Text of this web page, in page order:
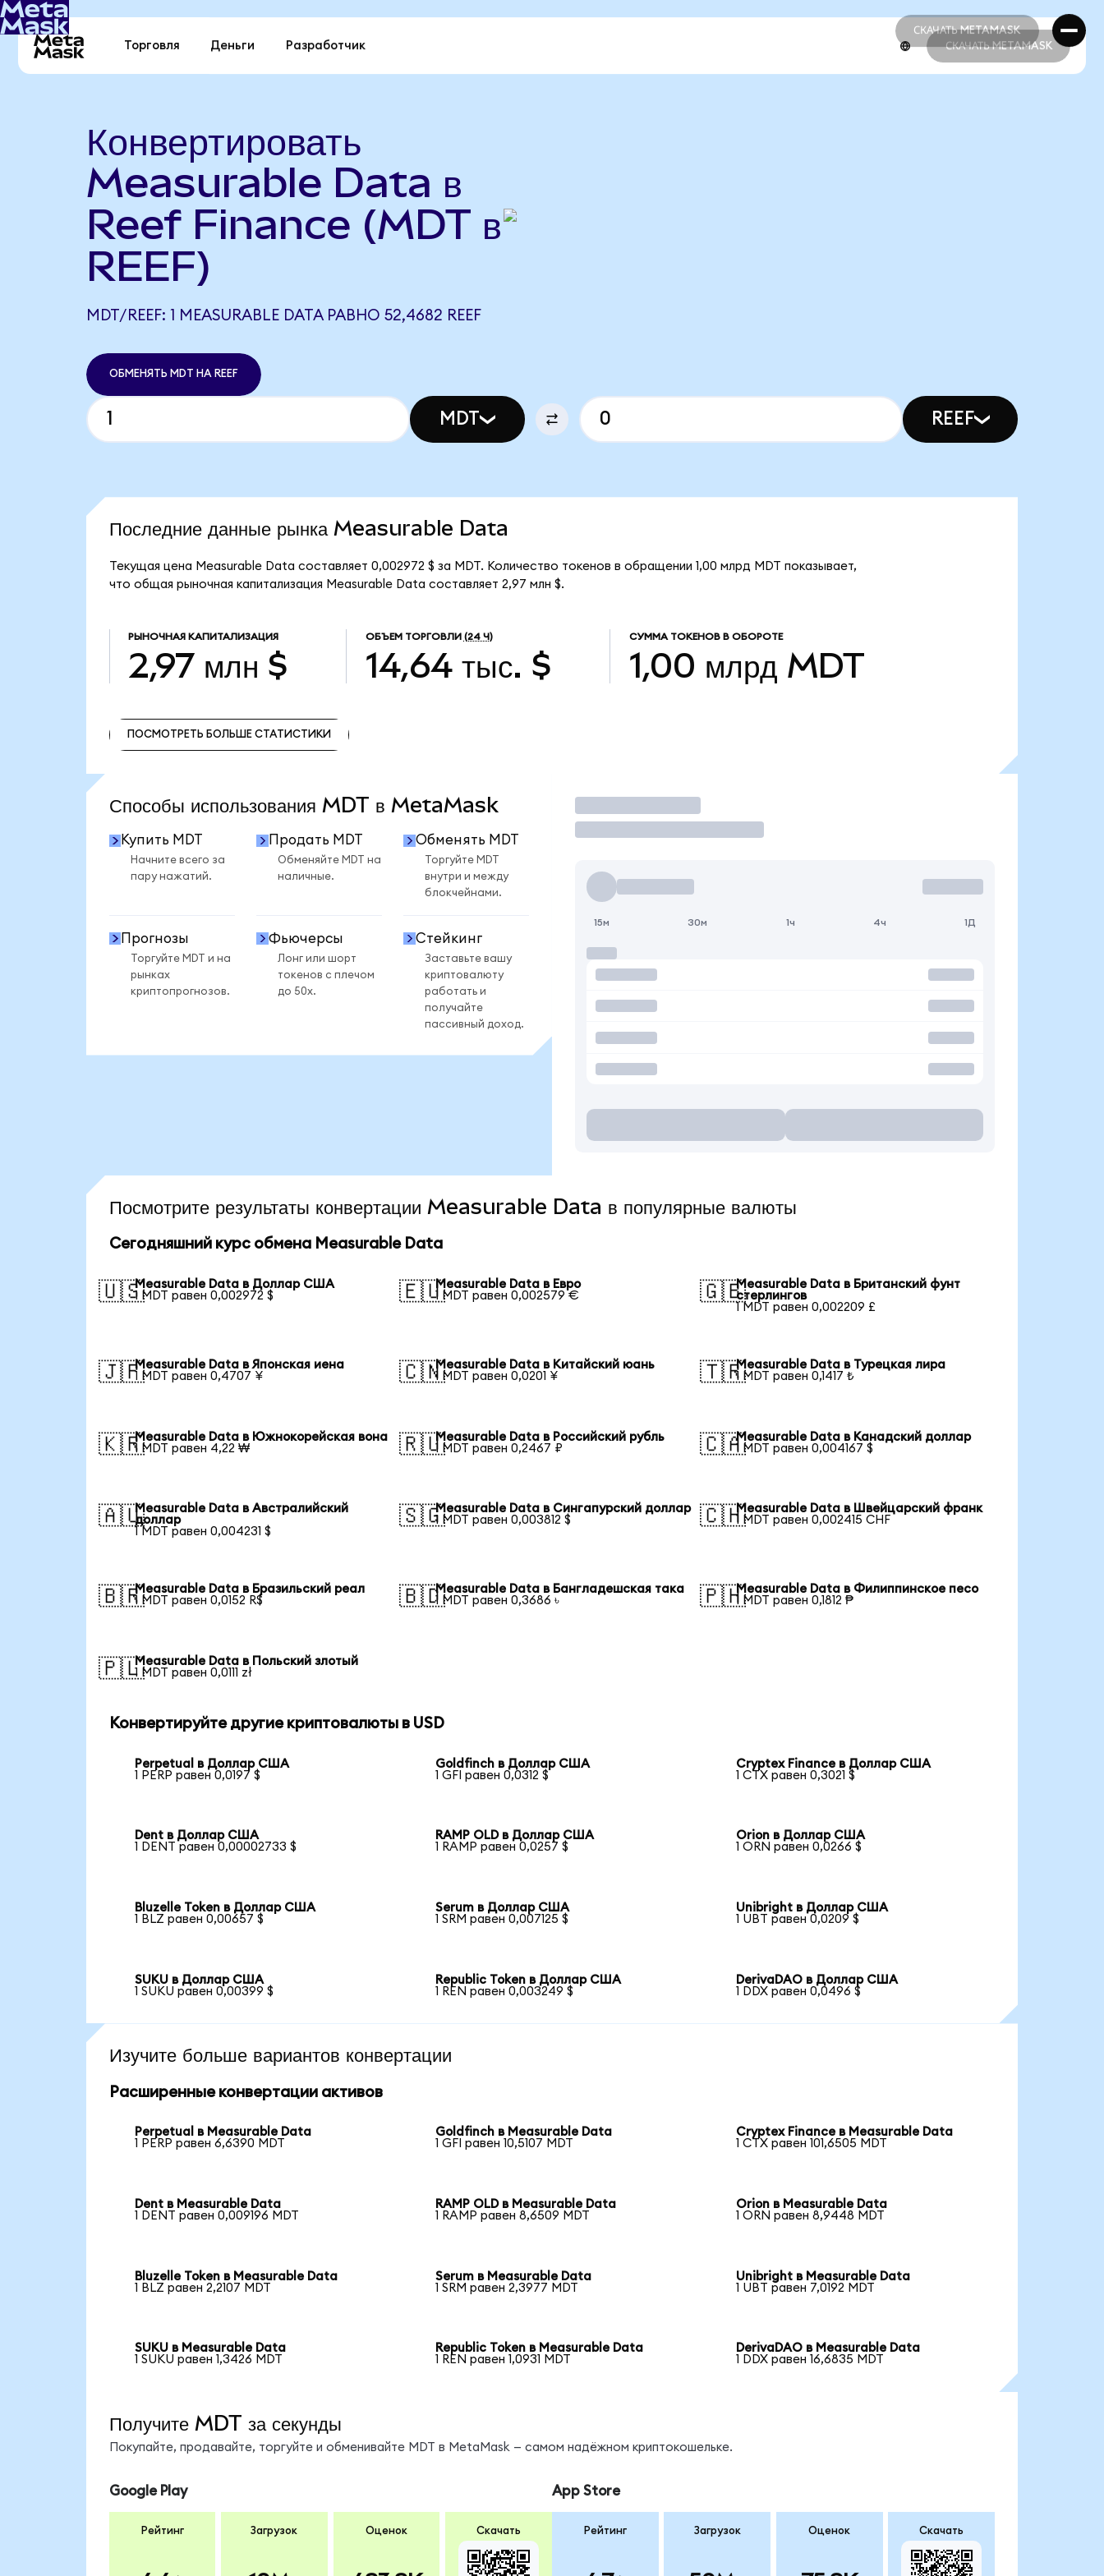
СКАЧАТЬ METAMASK
СКАЧАТЬ METAMASK
Торговля Деньги Разработчик СКАЧАТЬ METAMASK
Конвертировать
Measurable Data в
Reef Finance (MDT в
REEF)
MDT/REEF: 1 MEASURABLE DATA РАВНО 52,4682 REEF
ОБМЕНЯТЬ MDT НА REEF
MDT REEF
Последние данные рынка Measurable Data
Текущая цена Measurable Data составляет 0,002972 $ за MDT. Количество токенов в обращении 1,00 млрд MDT показывает,
что общая рыночная капитализация Measurable Data составляет 2,97 млн $.
РЫНОЧНАЯ КАПИТАЛИЗАЦИЯ
2,97 млн $
ОБЪЕМ ТОРГОВЛИ (24 Ч)
14,64 тыс. $
СУММА ТОКЕНОВ В ОБОРОТЕ
1,00 млрд MDT
ПОСМОТРЕТЬ БОЛЬШЕ СТАТИСТИКИ
Способы использования MDT в MetaMask
Купить MDT
Начните всего за
пару нажатий.
Продать MDT
Обменяйте MDT на
наличные.
Обменять MDT
Торгуйте MDT
внутри и между
блокчейнами.
Прогнозы
Торгуйте MDT и на
рынках
криптопрогнозов.
Фьючерсы
Лонг или шорт
токенов с плечом
до 50x.
Стейкинг
Заставьте вашу
криптовалюту
работать и
получайте
пассивный доход.
Торговать
15м 30м 1ч 4ч 1Д
Посмотрите результаты конвертации Measurable Data в популярные валюты
Сегодняшний курс обмена Measurable Data
🇺🇸Measurable Data в Доллар США
1 MDT равен 0,002972 $
🇪🇺Measurable Data в Евро
1 MDT равен 0,002579 €
🇬🇧Measurable Data в Британский фунт
стерлингов
1 MDT равен 0,002209 £
🇯🇵Measurable Data в Японская иена
1 MDT равен 0,4707 ¥
🇨🇳Measurable Data в Китайский юань
1 MDT равен 0,0201 ¥
🇹🇷Measurable Data в Турецкая лира
1 MDT равен 0,1417 ₺
🇰🇷Measurable Data в Южнокорейская вона
1 MDT равен 4,22 ₩
🇷🇺Measurable Data в Российский рубль
1 MDT равен 0,2467 ₽
🇨🇦Measurable Data в Канадский доллар
1 MDT равен 0,004167 $
🇦🇺Measurable Data в Австралийский
доллар
1 MDT равен 0,004231 $
🇸🇬Measurable Data в Сингапурский доллар
1 MDT равен 0,003812 $
🇨🇭Measurable Data в Швейцарский франк
1 MDT равен 0,002415 CHF
🇧🇷Measurable Data в Бразильский реал
1 MDT равен 0,0152 R$
🇧🇩Measurable Data в Бангладешская така
1 MDT равен 0,3686 ৳
🇵🇭Measurable Data в Филиппинское песо
1 MDT равен 0,1812 ₱
🇵🇱Measurable Data в Польский злотый
1 MDT равен 0,0111 zł
Конвертируйте другие криптовалюты в USD
Perpetual в Доллар США
1 PERP равен 0,0197 $
Goldfinch в Доллар США
1 GFI равен 0,0312 $
Cryptex Finance в Доллар США
1 CTX равен 0,3021 $
Dent в Доллар США
1 DENT равен 0,00002733 $
RAMP OLD в Доллар США
1 RAMP равен 0,0257 $
Orion в Доллар США
1 ORN равен 0,0266 $
Bluzelle Token в Доллар США
1 BLZ равен 0,00657 $
Serum в Доллар США
1 SRM равен 0,007125 $
Unibright в Доллар США
1 UBT равен 0,0209 $
SUKU в Доллар США
1 SUKU равен 0,00399 $
Republic Token в Доллар США
1 REN равен 0,003249 $
DerivaDAO в Доллар США
1 DDX равен 0,0496 $
Изучите больше вариантов конвертации
Расширенные конвертации активов
Perpetual в Measurable Data
1 PERP равен 6,6390 MDT
Goldfinch в Measurable Data
1 GFI равен 10,5107 MDT
Cryptex Finance в Measurable Data
1 CTX равен 101,6505 MDT
Dent в Measurable Data
1 DENT равен 0,009196 MDT
RAMP OLD в Measurable Data
1 RAMP равен 8,6509 MDT
Orion в Measurable Data
1 ORN равен 8,9448 MDT
Bluzelle Token в Measurable Data
1 BLZ равен 2,2107 MDT
Serum в Measurable Data
1 SRM равен 2,3977 MDT
Unibright в Measurable Data
1 UBT равен 7,0192 MDT
SUKU в Measurable Data
1 SUKU равен 1,3426 MDT
Republic Token в Measurable Data
1 REN равен 1,0931 MDT
DerivaDAO в Measurable Data
1 DDX равен 16,6835 MDT
Получите MDT за секунды
Покупайте, продавайте, торгуйте и обменивайте MDT в MetaMask — самом надёжном криптокошельке.
Google Play
Рейтинг Загрузок Оценок Скачать
App Store
Рейтинг Загрузок Оценок Скачать